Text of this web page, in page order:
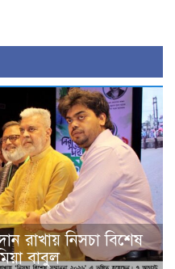
রাখায় নিসচা বিশেষ
বাবুল